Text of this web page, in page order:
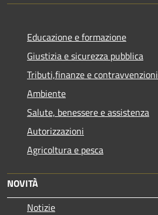
Educazione e formazione
Giustizia e sicurezza pubblica
Tributi,finanze e contravvenzioni
Ambiente
Salute, benessere e assistenza
Autorizzazioni
Agricoltura e pesca
NOVITÀ
Notizie